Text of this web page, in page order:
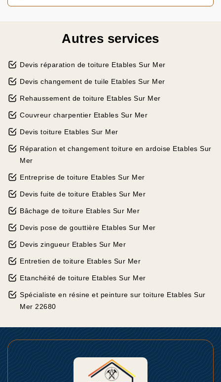
Autres services
Devis réparation de toiture Etables Sur Mer
Devis changement de tuile Etables Sur Mer
Rehaussement de toiture Etables Sur Mer
Couvreur charpentier Etables Sur Mer
Devis toiture Etables Sur Mer
Réparation et changement toiture en ardoise Etables Sur
Mer
Entreprise de toiture Etables Sur Mer
Devis fuite de toiture Etables Sur Mer
Bâchage de toiture Etables Sur Mer
Devis pose de gouttière Etables Sur Mer
Devis zingueur Etables Sur Mer
Entretien de toiture Etables Sur Mer
Etanchéité de toiture Etables Sur Mer
Spécialiste en résine et peinture sur toiture Etables Sur
Mer 22680